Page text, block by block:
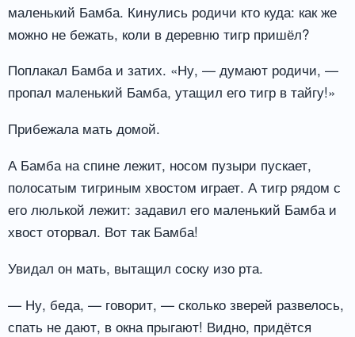
маленький Бамба. Кинулись родичи кто куда: как же
можно не бежать, коли в деревню тигр пришёл?
Поплакал Бамба и затих. «Ну, — думают родичи, —
пропал маленький Бамба, утащил его тигр в тайгу!»
Прибежала мать домой.
А Бамба на спине лежит, носом пузыри пускает,
полосатым тигриным хвостом играет. А тигр рядом с
его люлькой лежит: задавил его маленький Бамба и
хвост оторвал. Вот так Бамба!
Увидал он мать, вытащил соску изо рта.
— Ну, беда, — говорит, — сколько зверей развелось,
спать не дают, в окна прыгают! Видно, придётся